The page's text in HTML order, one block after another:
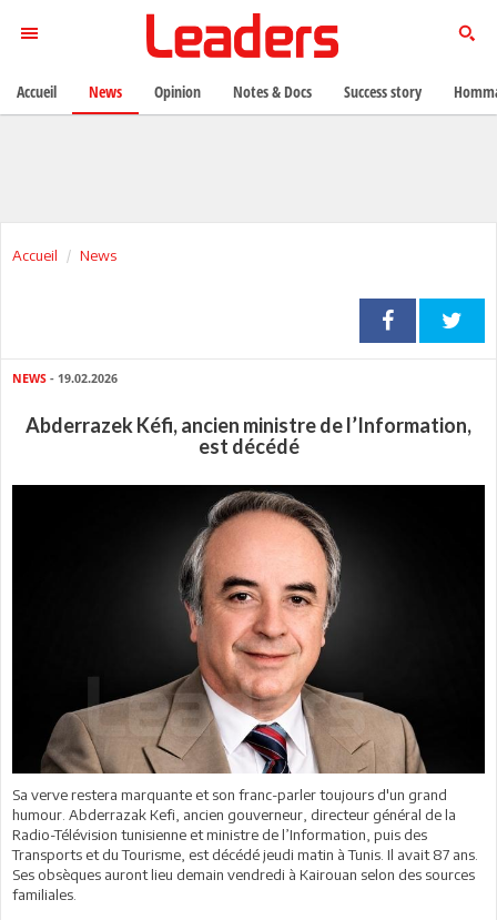
Accueil News
NEWS - 19.02.2026
Abderrazek Kéfi, ancien ministre de l’Information,
est décédé
Sa verve restera marquante et son franc-parler toujours d'un grand
humour. Abderrazak Kefi, ancien gouverneur, directeur général de la
Radio-Télévision tunisienne et ministre de l’Information, puis des
Transports et du Tourisme, est décédé jeudi matin à Tunis. Il avait 87 ans.
Ses obsèques auront lieu demain vendredi à Kairouan selon des sources
familiales.
Accueil News Opinion Notes & Docs Success story